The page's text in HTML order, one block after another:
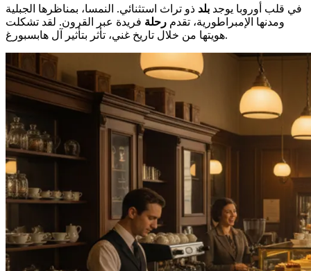
في قلب أوروبا يوجد بلد ذو تراث استثنائي. النمسا، بمناظرها الجبلية
ومدنها الإمبراطورية، تقدم رحلة فريدة عبر القرون. لقد تشكلت
هويتها من خلال تاريخ غني، تأثر بتأثير آل هابسبورغ.